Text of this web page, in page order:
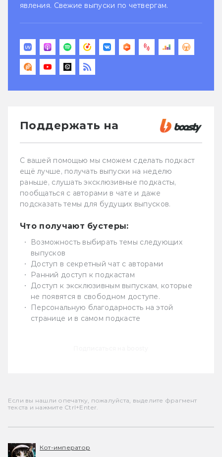
явления. Свежие выпуски по четвергам.
Поддержать на
С вашей помощью мы сможем сделать подкаст
ещё лучше, получать выпуски на неделю
раньше, слушать эксклюзивные подкасты,
пообщаться с авторами в чате и даже
подсказать темы для будущих выпусков.
Что получают бустеры:
Возможность выбирать темы следующих
выпусков
Доступ в секретный чат с авторами
Ранний доступ к подкастам
Доступ к эксклюзивным выпускам, которые
не появятся в свободном доступе.
Персональную благодарность на этой
странице и в самом подкасте
Если вы нашли опечатку, пожалуйста, выделите фрагмент
текста и нажмите Ctrl+Enter.
Кот-император